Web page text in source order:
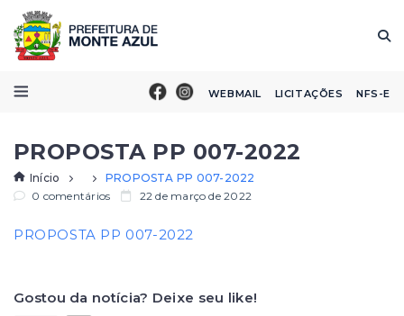
WEBMAIL LICITAÇÕES NFS-E
PROPOSTA PP 007-2022
Início
PROPOSTA PP 007-2022
0 comentários
22 de março de 2022
PROPOSTA PP 007-2022
Gostou da notícia? Deixe seu like!